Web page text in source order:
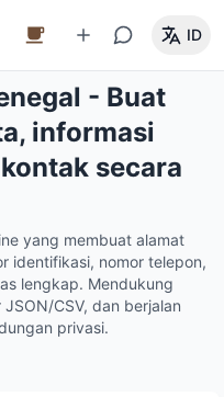
ID
- Buat
informasi
secara
yang membuat alamat
identifikasi, nomor telepon,
lengkap. Mendukung
CSV, dan berjalan
privasi.